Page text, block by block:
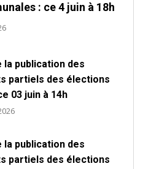
: ce 4 juin à 18h
la publication des
partiels des élections
03 juin à 14h
la publication des
partiels des élections